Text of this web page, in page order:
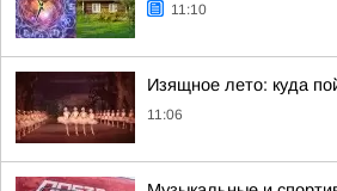
11:10
Изящное лето: куда
11:06